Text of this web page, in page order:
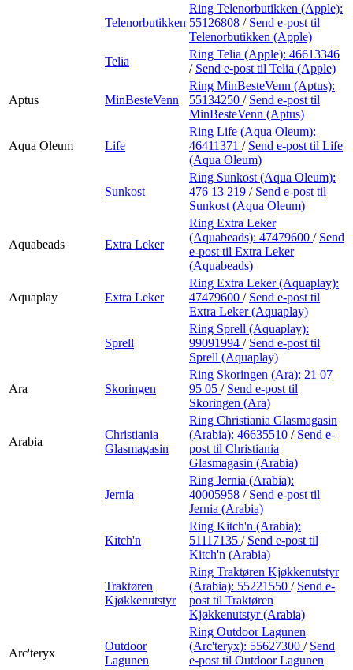
Telenorbutikken
Ring Telenorbutikken (Apple):
55126808 / Send e-post til
Telenorbutikken (Apple)
Telia
Ring Telia (Apple): 46613346
/ Send e-post til Telia (Apple)
Aptus MinBesteVenn
Ring MinBesteVenn (Aptus):
55134250 / Send e-post til
MinBesteVenn (Aptus)
Aqua Oleum Life
Ring Life (Aqua Oleum):
46411371 / Send e-post til Life
(Aqua Oleum)
Sunkost
Ring Sunkost (Aqua Oleum):
476 13 219 / Send e-post til
Sunkost (Aqua Oleum)
Aquabeads Extra Leker
Ring Extra Leker
(Aquabeads): 47479600 / Send
e-post til Extra Leker
(Aquabeads)
Aquaplay Extra Leker
Ring Extra Leker (Aquaplay):
47479600 / Send e-post til
Extra Leker (Aquaplay)
Sprell
Ring Sprell (Aquaplay):
99091994 / Send e-post til
Sprell (Aquaplay)
Ara Skoringen
Ring Skoringen (Ara): 21 07
95 05 / Send e-post til
Skoringen (Ara)
Arabia
Christiania
Glasmagasin
Ring Christiania Glasmagasin
(Arabia): 46635510 / Send e-
post til Christiania
Glasmagasin (Arabia)
Jernia
Ring Jernia (Arabia):
40005958 / Send e-post til
Jernia (Arabia)
Kitch'n
Ring Kitch'n (Arabia):
51117135 / Send e-post til
Kitch'n (Arabia)
Traktøren
Kjøkkenutstyr
Ring Traktøren Kjøkkenutstyr
(Arabia): 55221550 / Send e-
post til Traktøren
Kjøkkenutstyr (Arabia)
Arc'teryx
Outdoor
Lagunen
Ring Outdoor Lagunen
(Arc'teryx): 55627300 / Send
e-post til Outdoor Lagunen